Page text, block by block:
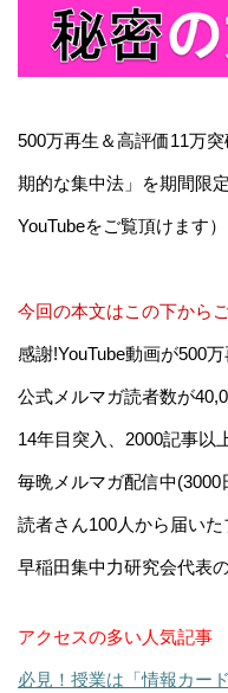
500万再生＆高評価11万
期的な集中法」を期間限
YouTubeをご覧頂けます）
今回の本文はこの下から
感謝!YouTube動画が500万
公式メルマガ読者数が
14年目突入、2000記事以
毎晩メルマガ配信中(3000
読者さん100人から届い
早稲田集中力研究会代表
アクセスの多い人気記事
必見！授業は「情報カー